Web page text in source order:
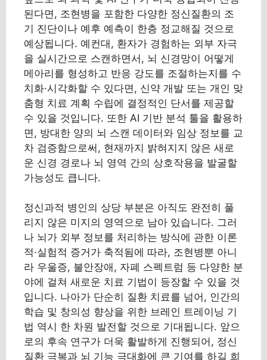
된다면, 조현병을 포함한 다양한 정신질환의 조
기 진단이나 예후 예측이 한층 정교해질 것으로
예상됩니다. 예컨대, 환자가 경험하는 외부 자극
을 실시간으로 스캔하면서, 뇌 신경망이 어떻게
메아리를 형성하고 반응 강도를 조절하는지를 수
치화·시각화할 수 있다면, 신약 개발 또는 개인 맞
춤형 치료 계획 수립에 결정적인 단서를 제공할
수 있을 것입니다. 또한 AI 기반 분석 툴을 활용하
면, 방대한 양의 뇌 스캔 데이터와 임상 정보를 교
차 검증함으로써, 현재까지 밝혀지지 않은 새로
운 신경 경로나 뇌 영역 간의 상호작용을 발굴할
가능성도 큽니다.
정신과적 병인의 상당 부분은 아직도 완전히 풀
리지 않은 미지의 영역으로 남아 있습니다. 그러
나 뇌가 외부 정보를 처리하는 방식에 관한 이론
적·실험적 증거가 축적됨에 따라, 조현병뿐 아니
라 우울증, 불안장애, 자폐 스펙트럼 등 다양한 분
야에 걸쳐 새로운 치료 기법이 등장할 수 있을 것
입니다. 나아가 단순히 질환 치료를 넘어, 인간의
학습 및 창의성 향상을 위한 브레인 트레이닝 기
법 역시 한 차원 발전할 것으로 기대됩니다. 앞으
로의 후속 연구가 더욱 활발하게 진행되어, 정신
질환 극복과 뇌 기능 극대화에 큰 기여를 하길 희